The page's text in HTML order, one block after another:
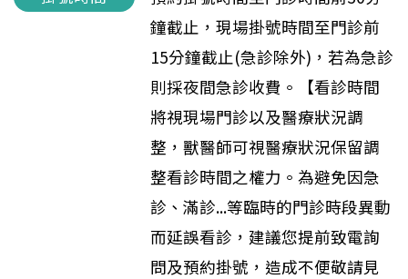
鐘截止，現場掛號時間至門診前
15分鐘截止(急診除外)，若為急診
則採夜間急診收費。【看診時間
將視現場門診以及醫療狀況調
整，獸醫師可視醫療狀況保留調
整看診時間之權力。為避免因急
診、滿診...等臨時的門診時段異動
而延誤看診，建議您提前致電詢
問及預約掛號，造成不便敬請見